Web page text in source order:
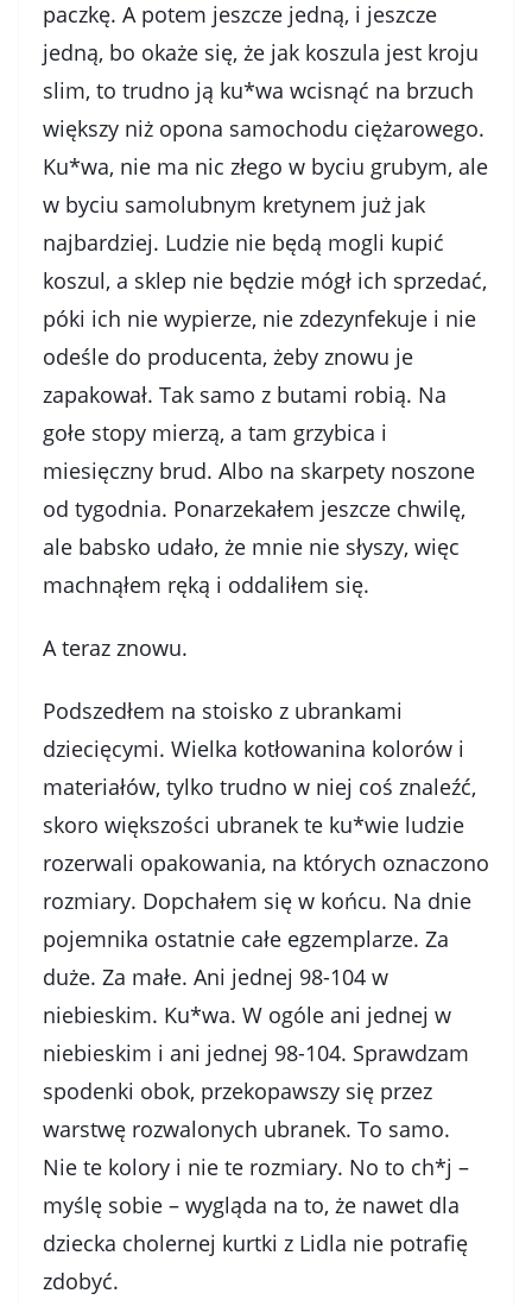
paczkę. A potem jeszcze jedną, i jeszcze
jedną, bo okaże się, że jak koszula jest kroju
slim, to trudno ją ku*wa wcisnąć na brzuch
większy niż opona samochodu ciężarowego.
Ku*wa, nie ma nic złego w byciu grubym, ale
w byciu samolubnym kretynem już jak
najbardziej. Ludzie nie będą mogli kupić
koszul, a sklep nie będzie mógł ich sprzedać,
póki ich nie wypierze, nie zdezynfekuje i nie
odeśle do producenta, żeby znowu je
zapakował. Tak samo z butami robią. Na
gołe stopy mierzą, a tam grzybica i
miesięczny brud. Albo na skarpety noszone
od tygodnia. Ponarzekałem jeszcze chwilę,
ale babsko udało, że mnie nie słyszy, więc
machnąłem ręką i oddaliłem się.
A teraz znowu.
Podszedłem na stoisko z ubrankami
dziecięcymi. Wielka kotłowanina kolorów i
materiałów, tylko trudno w niej coś znaleźć,
skoro większości ubranek te ku*wie ludzie
rozerwali opakowania, na których oznaczono
rozmiary. Dopchałem się w końcu. Na dnie
pojemnika ostatnie całe egzemplarze. Za
duże. Za małe. Ani jednej 98-104 w
niebieskim. Ku*wa. W ogóle ani jednej w
niebieskim i ani jednej 98-104. Sprawdzam
spodenki obok, przekopawszy się przez
warstwę rozwalonych ubranek. To samo.
Nie te kolory i nie te rozmiary. No to ch*j –
myślę sobie – wygląda na to, że nawet dla
dziecka cholernej kurtki z Lidla nie potrafię
zdobyć.